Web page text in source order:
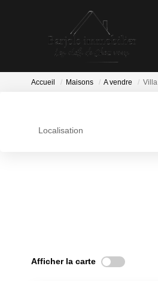
Accueil Maisons A vendre Villa
Localisation
Afficher la carte